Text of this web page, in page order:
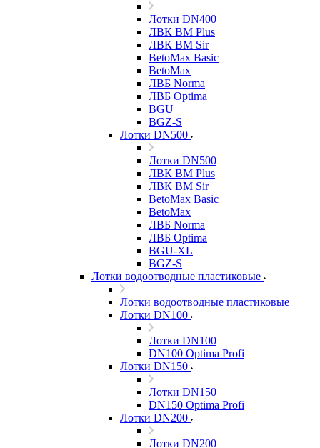
Лотки DN400
ЛВК ВМ Plus
ЛВК ВМ Sir
BetoMax Basic
BetoMax
ЛВБ Norma
ЛВБ Optima
BGU
BGZ-S
Лотки DN500
Лотки DN500
ЛВК ВМ Plus
ЛВК ВМ Sir
BetoMax Basic
BetoMax
ЛВБ Norma
ЛВБ Optima
BGU-XL
BGZ-S
Лотки водоотводные пластиковые
Лотки водоотводные пластиковые
Лотки DN100
Лотки DN100
DN100 Optima Profi
Лотки DN150
Лотки DN150
DN150 Optima Profi
Лотки DN200
Лотки DN200